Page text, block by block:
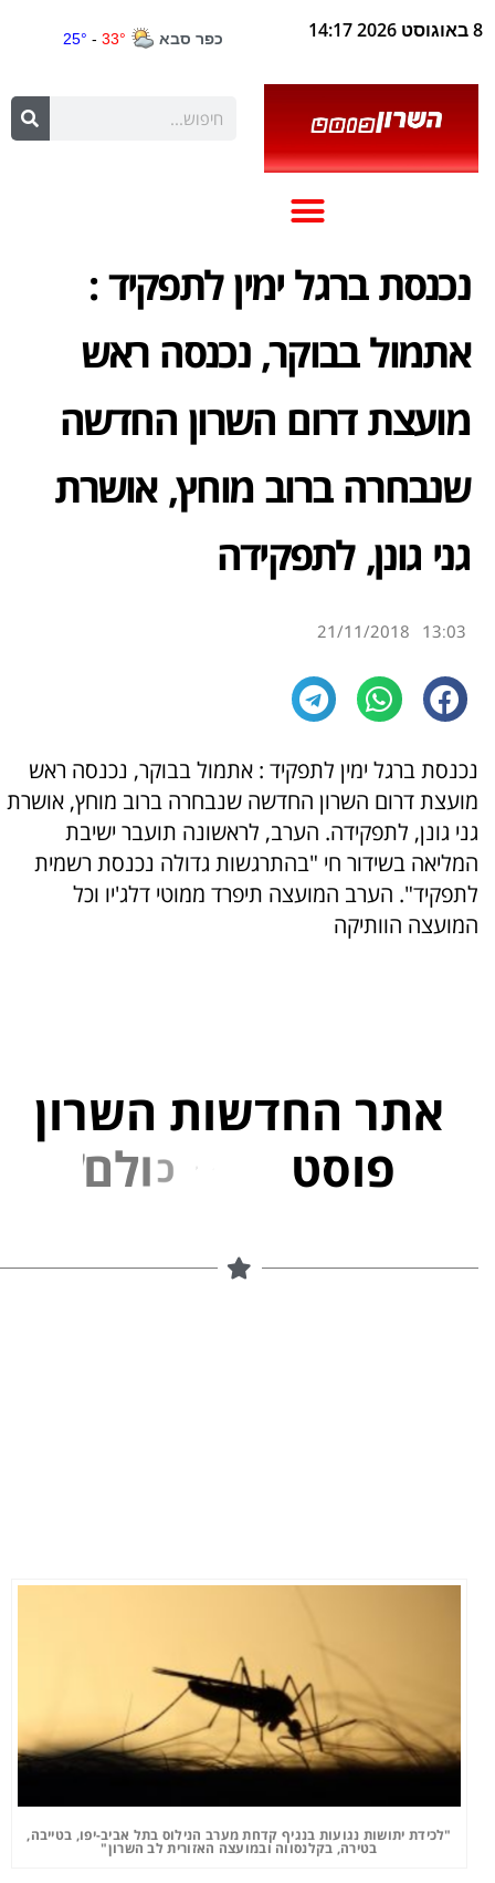
8 באוגוסט 2026 14:17
נכנסת ברגל ימין לתפקיד :
אתמול בבוקר, נכנסה ראש
מועצת דרום השרון החדשה
שנבחרה ברוב מוחץ, אושרת
גני גונן, לתפקידה
13:03
21/11/2018
נכנסת ברגל ימין לתפקיד : אתמול בבוקר, נכנסה ראש
מועצת דרום השרון החדשה שנבחרה ברוב מוחץ, אושרת
גני גונן, לתפקידה. הערב, לראשונה תועבר ישיבת
המליאה בשידור חי "בהתרגשות גדולה נכנסת רשמית
לתפקיד". הערב המועצה תיפרד ממוטי דלג'יו וכל
המועצה הוותיקה
אתר החדשות השרון
פוסט
"לכידת יתושות נגועות בנגיף קדחת מערב הנילוס בתל אביב-יפו, בטייבה,
בטירה, בקלנסווה ובמועצה האזורית לב השרון"